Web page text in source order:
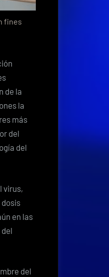
fines
de la
la
más
del
del
virus,
en las
del